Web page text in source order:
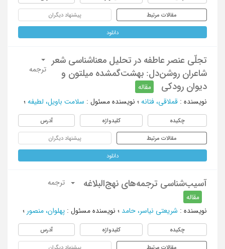
مقالات مرتبط پیشنهاد دیگران
دانلود
تجلّی عنصر عاطفه در تحلیل معناشناسی شعر
شاعران روشن‌دل: بهشت‌گمشده میلتون و
دیوان رودکی
مقاله
ترجمه
نویسنده : قملاقی، فتانه ؛ نویسنده مسئول : سلامت باویل، لطیفه ؛
چکیده کلیدواژه آدرس
مقالات مرتبط پیشنهاد دیگران
دانلود
آسیب‌شناسی ترجمه‌های نهج‌البلاغه
مقاله
ترجمه
نویسنده : شریعتی نیاسر، حامد ؛ نویسنده مسئول : پهلوان، منصور ؛
چکیده کلیدواژه آدرس
مقالات مرتبط پیشنهاد دیگران